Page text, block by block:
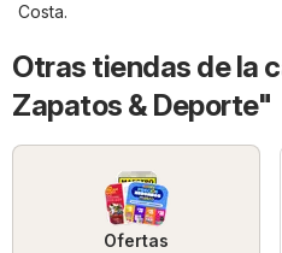
Costa.
Otras tiendas de la
Zapatos & Deporte"
Ofertas